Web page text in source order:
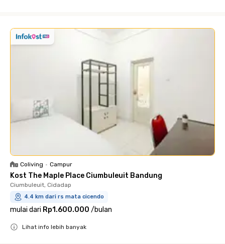
Coliving • Campur
Kost The Maple Place Ciumbuleuit Bandung
Ciumbuleuit, Cidadap
4.4 km dari rs mata cicendo
mulai dari Rp1.600.000 /bulan
Lihat info lebih banyak